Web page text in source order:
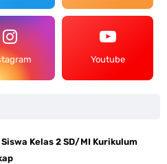
Youtube
Siswa Kelas 2 SD/MI Kurikulum